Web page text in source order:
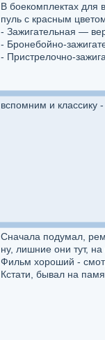
В боекомплектах
пуль с красным
- Зажигательная —
- Бронебойно-
- Пристрелочно-
вспомним и классику
Сначала подумал,
ну, лишние они тут,
Фильм хороший -
Кстати, бывал на